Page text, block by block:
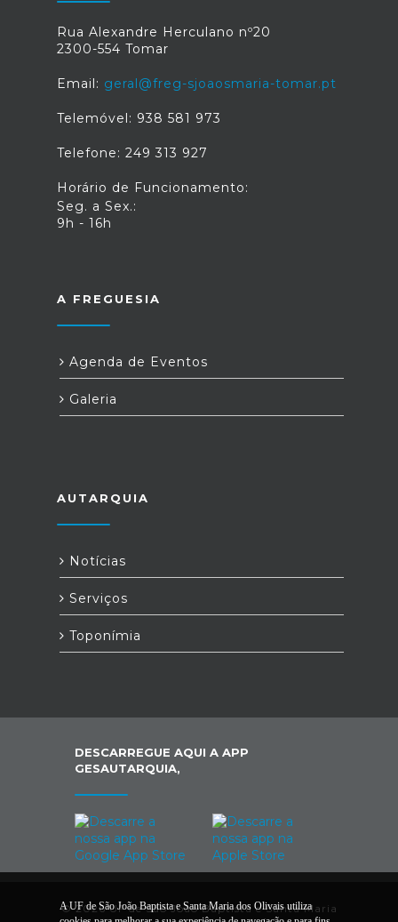
Rua Alexandre Herculano nº20
2300-554 Tomar
Email: geral@freg-sjoaosmaria-tomar.pt
Telemóvel: 938 581 973
Telefone: 249 313 927
Horário de Funcionamento:
Seg. a Sex.:
9h - 16h
A FREGUESIA
Agenda de Eventos
Galeria
AUTARQUIA
Notícias
Serviços
Toponímia
DESCARREGUE AQUI A APP
GESAUTARQUIA,
© 2026 UF de São João Baptista e Santa Maria
A UF de São João Baptista e Santa Maria dos Olivais utiliza